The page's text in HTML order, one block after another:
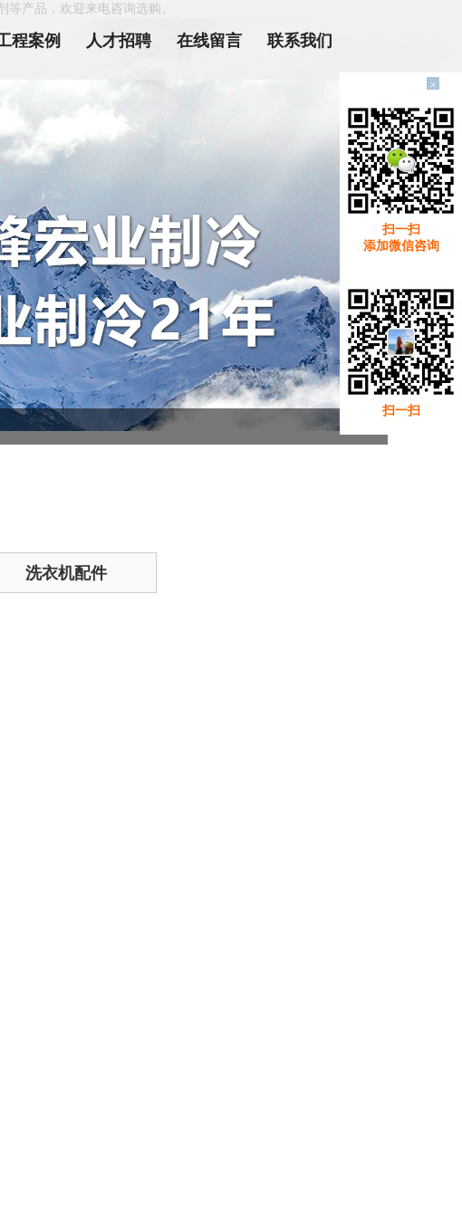
产品，欢迎来电咨询选购。
程案例 人才招聘 在线留言 联系我们
×
扫一扫
添加微信咨询
扫一扫
洗衣机配件